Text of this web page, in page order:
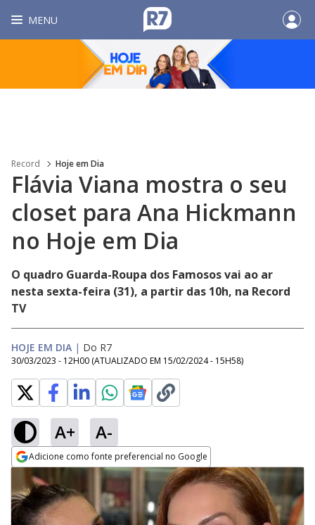
MENU
Record Hoje em Dia
Flávia Viana mostra o seu
closet para Ana Hickmann
no Hoje em Dia
O quadro Guarda-Roupa dos Famosos vai ao ar
nesta sexta-feira (31), a partir das 10h, na Record
TV
HOJE EM DIA | Do R7
30/03/2023 - 12H00 (ATUALIZADO EM 15/02/2024 - 15H58)
A+ A-
Adicione como fonte preferencial no Google
Opens in new window